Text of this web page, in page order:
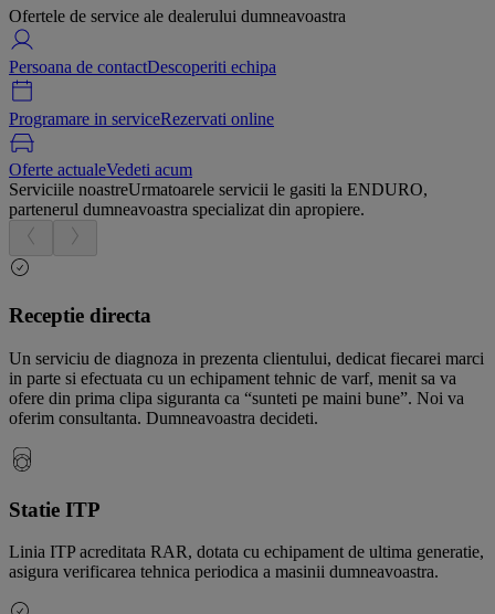
Ofertele de service ale dealerului dumneavoastra
Persoana de contactDescoperiti echipa
Programare in serviceRezervati online
Oferte actualeVedeti acum
Serviciile noastreUrmatoarele servicii le gasiti la ENDURO,
partenerul dumneavoastra specializat din apropiere.
Receptie directa
Un serviciu de diagnoza in prezenta clientului, dedicat fiecarei marci
in parte si efectuata cu un echipament tehnic de varf, menit sa va
ofere din prima clipa siguranta ca “sunteti pe maini bune”. Noi va
oferim consultanta. Dumneavoastra decideti.
Statie ITP
Linia ITP acreditata RAR, dotata cu echipament de ultima generatie,
asigura verificarea tehnica periodica a masinii dumneavoastra.